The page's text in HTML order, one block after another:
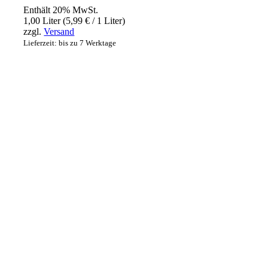
Enthält 20% MwSt.
1,00 Liter (5,99€ / 1 Liter)
zzgl.Versand
Lieferzeit: bis zu 7 Werktage